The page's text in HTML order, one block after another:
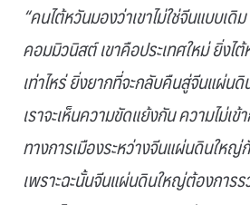
“คนไต้หวันมองว่าเขาไม่ใช่จีนแบบเ
คอมมิวนิสต์ เขาคือประเทศใหม่ ยิ่งไ
เท่าไหร่ ยิ่งยากที่จะกลับคืนสู่จีนแผ่น
เราจะเห็นความขัดแย้งกัน ความไม่เ
ทางการเมืองระหว่างจีนแผ่นดินให
เพราะฉะนั้นจีนแผ่นดินใหญ่ต้องการ